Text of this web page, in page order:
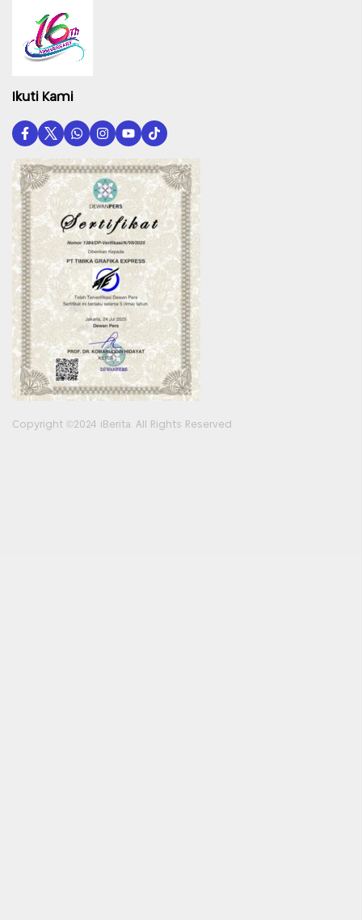
Ikuti Kami
Copyright ©2024 iBerita. All Rights Reserved